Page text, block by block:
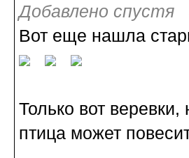
Добавлено
Вот еще нашла
Только вот
птица может